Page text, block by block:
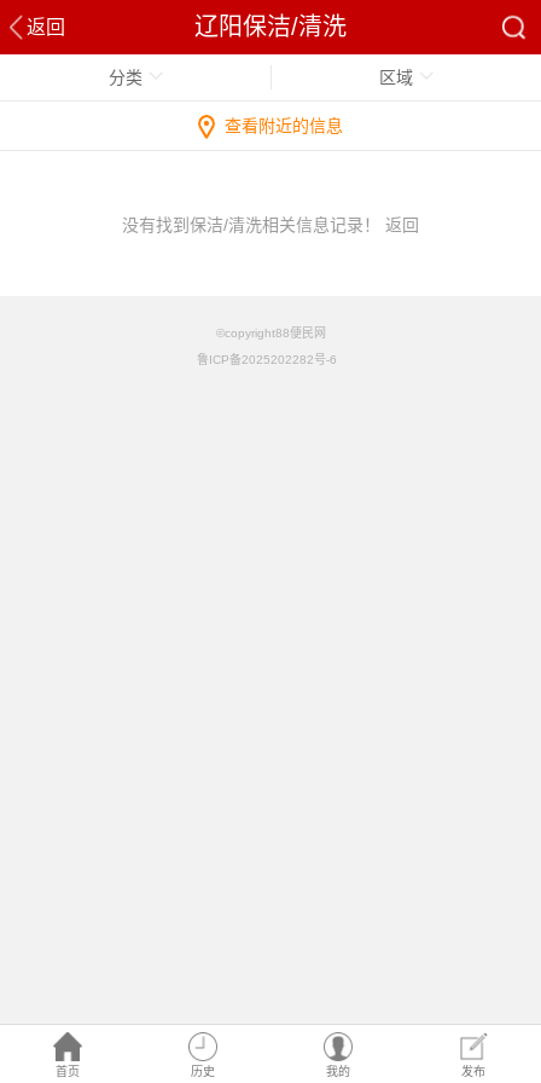
返回 辽阳保洁/清洗
首页 历史 我的 发布
分类 区域
查看附近的信息
没有找到保洁/清洗相关信息记录！ 返回
©copyright88便民网
鲁ICP备2025202282号-6